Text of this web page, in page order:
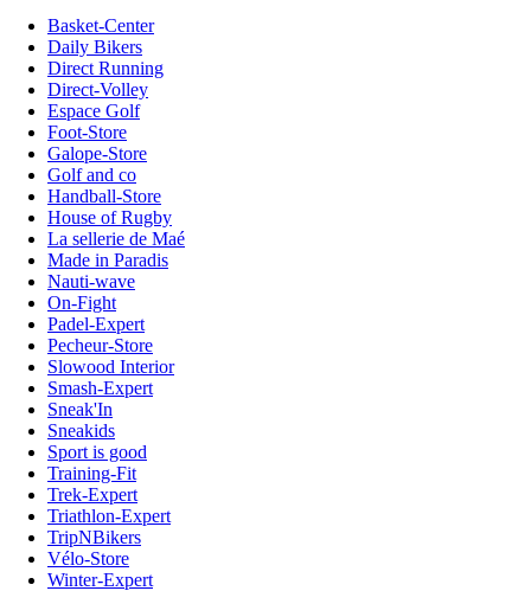
Basket-Center
Daily Bikers
Direct Running
Direct-Volley
Espace Golf
Foot-Store
Galope-Store
Golf and co
Handball-Store
House of Rugby
La sellerie de Maé
Made in Paradis
Nauti-wave
On-Fight
Padel-Expert
Pecheur-Store
Slowood Interior
Smash-Expert
Sneak'In
Sneakids
Sport is good
Training-Fit
Trek-Expert
Triathlon-Expert
TripNBikers
Vélo-Store
Winter-Expert